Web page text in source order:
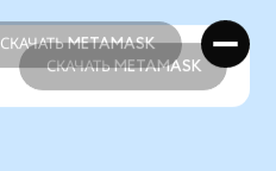
СКАЧАТЬ METAMASK
СКАЧАТЬ METAMASK
СКАЧАТЬ METAMASK